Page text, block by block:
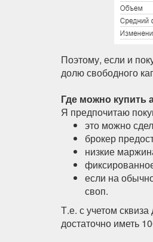
Поэтому, если и
долю свободного
Где можно
Я предпочитаю
это можно
брокер
низкие
если на
своп.
Т.е. с учетом
достаточно иметь